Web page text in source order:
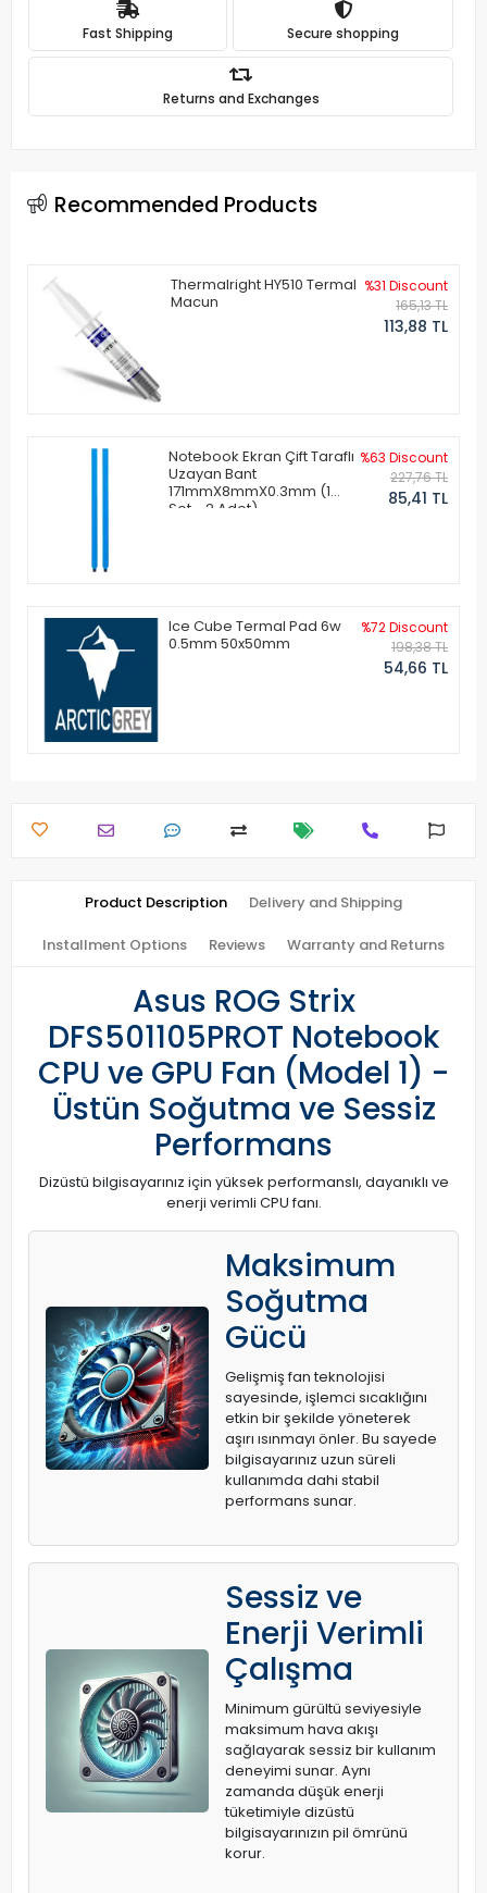
Fast Shipping Secure shopping
Returns and Exchanges
Recommended Products
Thermalright HY510 Termal
Macun
%31 Discount
165,13 TL
113,88 TL
Notebook Ekran Çift Taraflı
Uzayan Bant
171mmX8mmX0.3mm (1
Set - 2 Adet)
%63 Discount
227,76 TL
85,41 TL
Ice Cube Termal Pad 6w
0.5mm 50x50mm
%72 Discount
198,38 TL
54,66 TL
Product Description Delivery and Shipping
Installment Options Reviews Warranty and Returns
Asus ROG Strix
DFS501105PROT Notebook
CPU ve GPU Fan (Model 1) -
Üstün Soğutma ve Sessiz
Performans
Dizüstü bilgisayarınız için yüksek performanslı, dayanıklı ve
enerji verimli CPU fanı.
Maksimum
Soğutma
Gücü
Gelişmiş fan teknolojisi
sayesinde, işlemci sıcaklığını
etkin bir şekilde yöneterek
aşırı ısınmayı önler. Bu sayede
bilgisayarınız uzun süreli
kullanımda dahi stabil
performans sunar.
Sessiz ve
Enerji Verimli
Çalışma
Minimum gürültü seviyesiyle
maksimum hava akışı
sağlayarak sessiz bir kullanım
deneyimi sunar. Aynı
zamanda düşük enerji
tüketimiyle dizüstü
bilgisayarınızın pil ömrünü
korur.